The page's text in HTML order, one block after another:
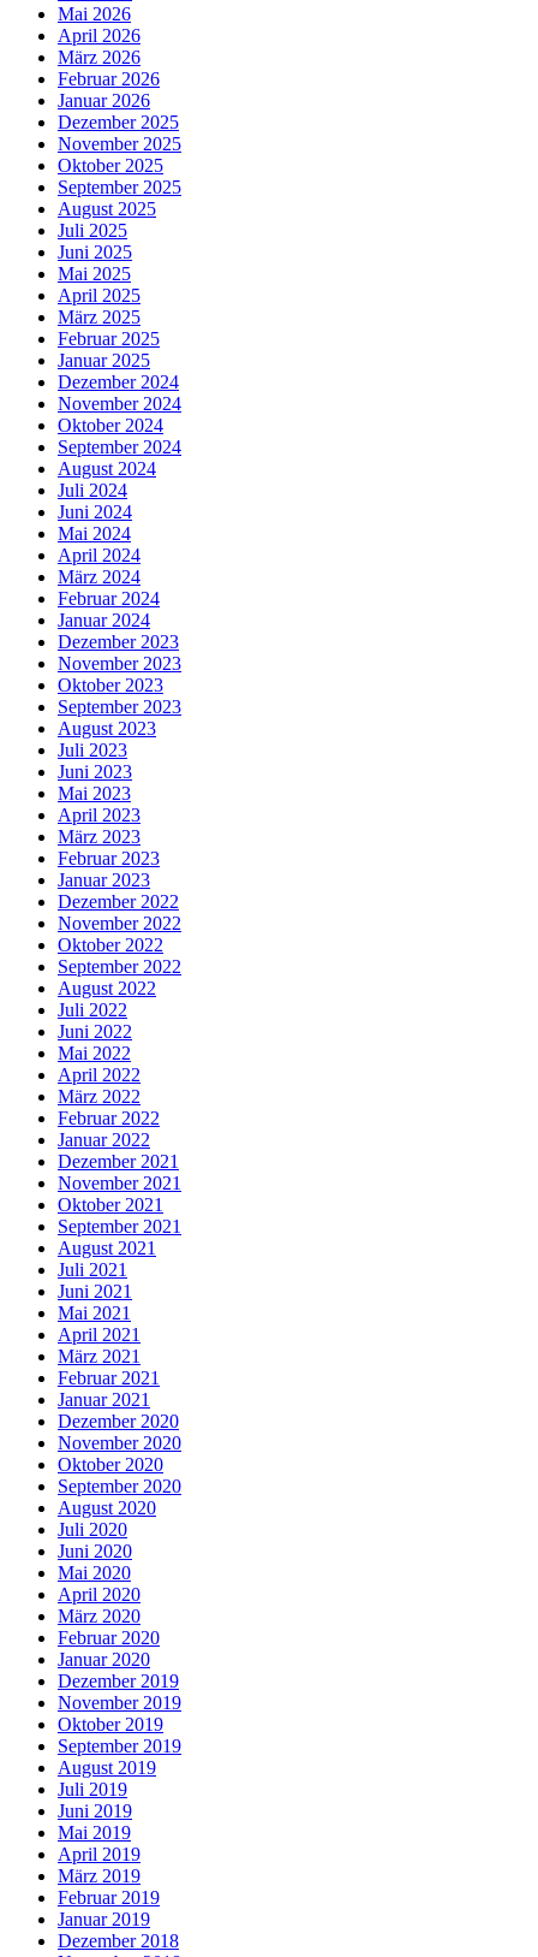
Mai 2026
April 2026
März 2026
Februar 2026
Januar 2026
Dezember 2025
November 2025
Oktober 2025
September 2025
August 2025
Juli 2025
Juni 2025
Mai 2025
April 2025
März 2025
Februar 2025
Januar 2025
Dezember 2024
November 2024
Oktober 2024
September 2024
August 2024
Juli 2024
Juni 2024
Mai 2024
April 2024
März 2024
Februar 2024
Januar 2024
Dezember 2023
November 2023
Oktober 2023
September 2023
August 2023
Juli 2023
Juni 2023
Mai 2023
April 2023
März 2023
Februar 2023
Januar 2023
Dezember 2022
November 2022
Oktober 2022
September 2022
August 2022
Juli 2022
Juni 2022
Mai 2022
April 2022
März 2022
Februar 2022
Januar 2022
Dezember 2021
November 2021
Oktober 2021
September 2021
August 2021
Juli 2021
Juni 2021
Mai 2021
April 2021
März 2021
Februar 2021
Januar 2021
Dezember 2020
November 2020
Oktober 2020
September 2020
August 2020
Juli 2020
Juni 2020
Mai 2020
April 2020
März 2020
Februar 2020
Januar 2020
Dezember 2019
November 2019
Oktober 2019
September 2019
August 2019
Juli 2019
Juni 2019
Mai 2019
April 2019
März 2019
Februar 2019
Januar 2019
Dezember 2018